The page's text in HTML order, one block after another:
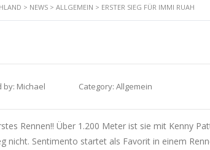
> NEWS > ALLGEMEIN > ERSTER SIEG FÜR IMMI RUAH
by: Michael Category: Allgemein
Rennen!! Über 1.200 Meter ist sie mit Kenny
nicht. Sentimento startet als Favorit in einem